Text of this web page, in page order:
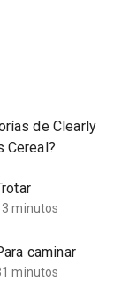
de Clearly
Cereal?
minutos
caminar
minutos